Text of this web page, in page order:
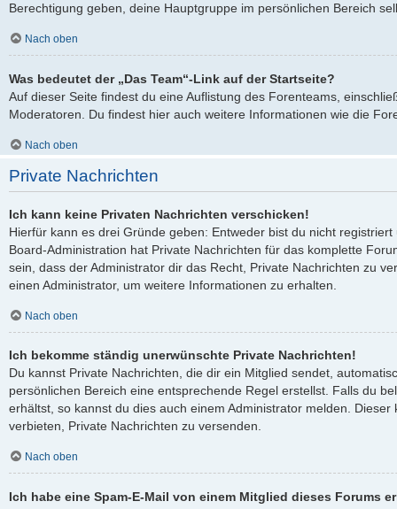
Berechtigung geben, deine Hauptgruppe im persönlichen Bereich
Nach oben
Was bedeutet der „Das Team“-Link auf der Startseite?
Auf dieser Seite findest du eine Auflistung des Forenteams,
Moderatoren. Du findest hier auch weitere Informationen wie die
Nach oben
Private Nachrichten
Ich kann keine Privaten Nachrichten verschicken!
Hierfür kann es drei Gründe geben: Entweder bist du nicht
Board-Administration hat Private Nachrichten für das komplette
sein, dass der Administrator dir das Recht, Private Nachrichten zu
einen Administrator, um weitere Informationen zu erhalten.
Nach oben
Ich bekomme ständig unerwünschte Private Nachrichten!
Du kannst Private Nachrichten, die dir ein Mitglied sendet,
persönlichen Bereich eine entsprechende Regel erstellst. Falls du
erhältst, so kannst du dies auch einem Administrator melden.
verbieten, Private Nachrichten zu versenden.
Nach oben
Ich habe eine Spam-E-Mail von einem Mitglied dieses Forums